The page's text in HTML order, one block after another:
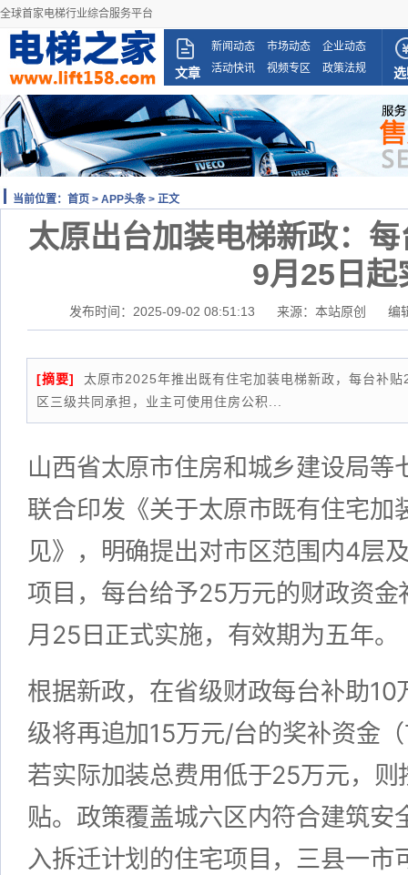
全球首家电梯行业综合服务平台
文章
新闻动态 市场动态
企业动态
活动快讯
视频专区 政策法规
当前位置： 首页 > APP头条 > 正文
太原出台加装电梯新政：
9月25日起
发布时间：2025-09-02 08:51:13 来源：本站原创 编
[摘要]
太原市2025年推出既有住宅加装电梯新政，每台补
区三级共同承担，业主可使用住房公积...
山西省太原市住房和城乡建设局
联合印发《关于太原市既有住宅加
见》，明确提出对市区范围内4层
项目，每台给予25万元的财政资
月25日正式实施，有效期为五年。
根据新政，在省级财政每台补助
级将再追加15万元/台的奖补资金
若实际加装总费用低于25万元，
贴。政策覆盖城六区内符合建筑安
入拆迁计划的住宅项目，三县一市